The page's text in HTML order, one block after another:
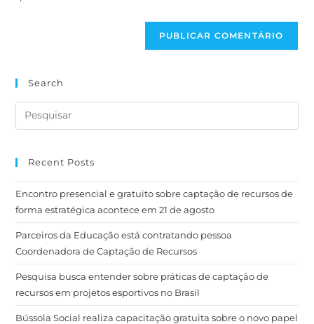
Search
Recent Posts
Encontro presencial e gratuito sobre captação de recursos de
forma estratégica acontece em 21 de agosto
Parceiros da Educação está contratando pessoa
Coordenadora de Captação de Recursos
Pesquisa busca entender sobre práticas de captação de
recursos em projetos esportivos no Brasil
Bússola Social realiza capacitação gratuita sobre o novo papel